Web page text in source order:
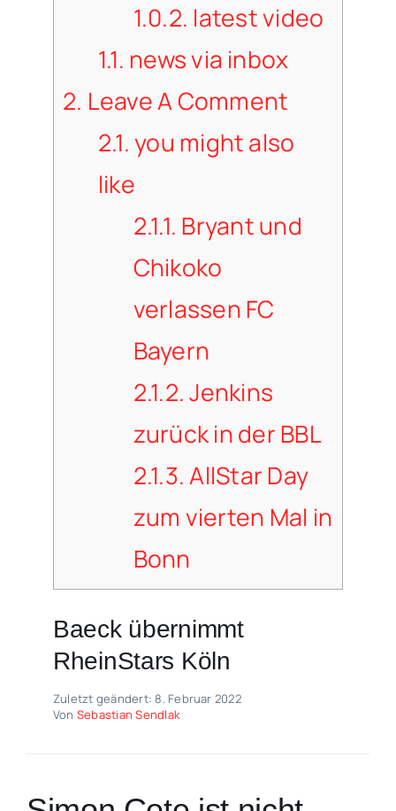
1.0.2. latest video
1.1. news via inbox
2. Leave A Comment
2.1.you might also
like
2.1.1. Bryant und
Chikoko
verlassen FC
Bayern
2.1.2.Jenkins
zurück in der BBL
2.1.3.AllStar Day
zum vierten Mal in
Bonn
Baeck übernimmt
RheinStars Köln
Zuletzt geändert: 8. Februar 2022
Von Sebastian Sendlak